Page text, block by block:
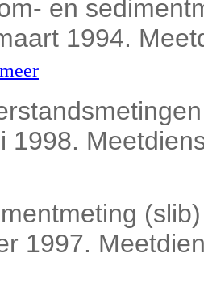
en
1994.
meer
1998.
1997.